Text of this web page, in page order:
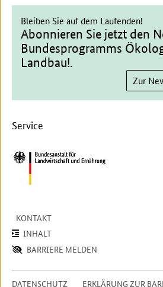
Abonnieren Sie jetzt den
Bundesprogramms
Landbau!.
Bleiben Sie auf dem Laufenden!
Zur
Service
KONTAKT
INHALT
BARRIERE MELDEN
DATENSCHUTZ ERKLÄRUNG ZUR